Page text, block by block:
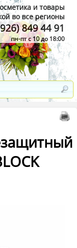
и товары
во все регионы
849 44 91
пн-пт с 10 до 18:00